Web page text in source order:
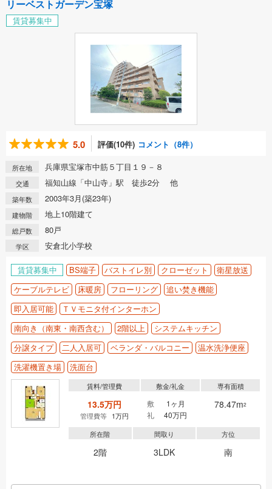
リーベストガーデン宝塚
賃貸募集中
5.0 評価(10件) コメント（8件）
所在地 兵庫県宝塚市中筋５丁目１９－８
交通 福知山線「中山寺」駅 徒歩2分 他
築年数 2003年3月(築23年)
建物階 地上10階建て
総戸数 80戸
学区 安倉北小学校
賃貸募集中 BS端子 バストイレ別 クローゼット
衛星放送
ケーブルテレビ
床暖房 フローリング
追い焚き機能
即入居可能
ＴＶモニタ付インターホン
南向き（南東・南西含む）
2階以上
システムキッチン
分譲タイプ
二人入居可 ベランダ・バルコニー
温水洗浄便座
洗濯機置き場
洗面台
賃料/管理費
13.5万円
管理費等 1万円
敷金/礼金
敷
1ヶ月
礼
40万円
専有面積
78.47m2
所在階
2階
間取り
3LDK
方位
南